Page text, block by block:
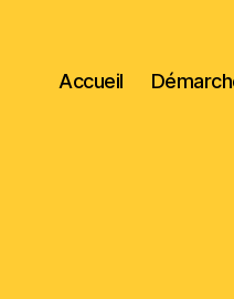
Accueil